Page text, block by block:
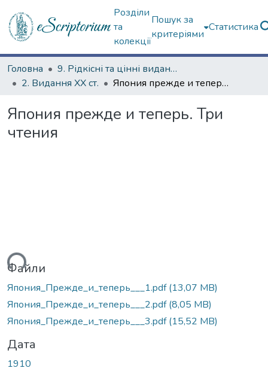
Розділи
та
колекції
Пошук за
критеріями
Статистика
Головна
9. Рідкісні та цінні видання
2. Видання ХХ ст.
Япония прежде и теперь. Три чтения
Япония прежде и теперь. Три
чтения
Файли
Япония_Прежде_и_теперь___1.pdf(13,07 MB)
Япония_Прежде_и_теперь___2.pdf(8,05 MB)
Япония_Прежде_и_теперь___3.pdf(15,52 MB)
Дата
1910